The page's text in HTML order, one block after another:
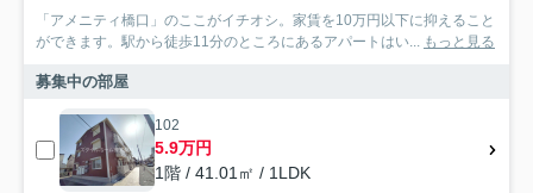
「アメニティ橋口」のここがイチオシ。家賃を10万円以下に抑えること
ができます。駅から徒歩11分のところにあるアパートはい... もっと見る
募集中の部屋
102
5.9万円
1階 / 41.01㎡ / 1LDK